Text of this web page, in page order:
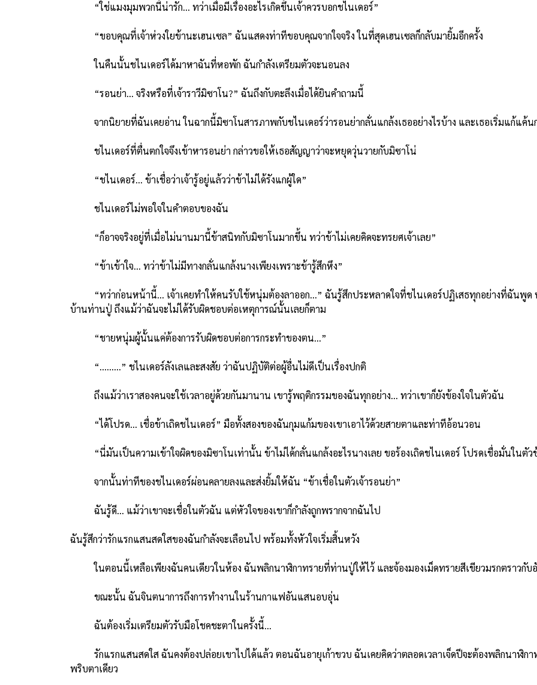
“ใช่แมงมุมพวกนี้น่ารัก… ทว่าเมื่อมีเรื่องอะไรเกิดขึ้นเจ้าควรบอกชไนเดอร์”
“ขอบคุณที่เจ้าห่วงใยข้านะเฮนเซล” ฉันแสดงท่าทีขอบคุณจากใจจริง ในที่สุดเฮนเซลก็กลับมายิ้มอีกครั้ง
ในคืนนั้นชไนเดอร์ได้มาหาฉันที่หอพัก ฉันกำลังเตรียมตัวจะนอนลง
“รอนย่า… จริงหรือที่เจ้าราวีมิซาโน?” ฉันถึงกับตะลึงเมื่อได้ยินคำถามนี้
จากนิยายที่ฉันเคยอ่าน ในฉากนี้มิซาโนสารภาพกับชไนเดอร์ว่ารอนย่ากลั่นแกล้งเธออย่างไรบ้าง และเธอเริ่มแก้แค้น
ชไนเดอร์ที่ตื่นตกใจจึงเข้าหารอนย่า กล่าวขอให้เธอสัญญาว่าจะหยุดวุ่นวายกับมิซาโน่
“ชไนเดอร์… ข้าเชื่อว่าเจ้ารู้อยู่แล้วว่าข้าไม่ได้รังแกผู้ใด”
ชไนเดอร์ไม่พอใจในคำตอบของฉัน
“ก็อาจจริงอยู่ที่เมื่อไม่นานมานี้ข้าสนิทกับมิซาโนมากขึ้น ทว่าข้าไม่เคยคิดจะทรยศเจ้าเลย”
“ข้าเข้าใจ… ทว่าข้าไม่มีทางกลั่นแกล้งนางเพียงเพราะข้ารู้สึกหึง”
“ทว่าก่อนหน้านี้… เจ้าเคยทำให้คนรับใช้หนุ่มต้องลาออก…” ฉันรู้สึกประหลาดใจที่ชไนเดอร์ปฏิเสธทุกอย่างที่ฉันพูด
บ้านท่านปู่ ถึงแม้ว่าฉันจะไม่ได้รับผิดชอบต่อเหตุการณ์นั้นเลยก็ตาม
“ชายหนุ่มผู้นั้นแค่ต้องการรับผิดชอบต่อการกระทำของตน…”
“………” ชไนเดอร์ลังเลและสงสัย ว่าฉันปฏิบัติต่อผู้อื่นไม่ดีเป็นเรื่องปกติ
ถึงแม้ว่าเราสองคนจะใช้เวลาอยู่ด้วยกันมานาน เขารู้พฤติกรรมของฉันทุกอย่าง… ทว่าเขาก็ยังข้องใจในตัวฉัน
“ได้โปรด… เชื่อข้าเถิดชไนเดอร์” มือทั้งสองของฉันกุมแก้มของเขาเอาไว้ด้วยสายตาและท่าทีอ้อนวอน
“นี่มันเป็นความเข้าใจผิดของมิซาโนเท่านั้น ข้าไม่ได้กลั่นแกล้งอะไรนางเลย ขอร้องเถิดชไนเดอร์ โปรดเชื่อมั่นในตัว
จากนั้นท่าทีของชไนเดอร์ผ่อนคลายลงและส่งยิ้มให้ฉัน “ข้าเชื่อในตัวเจ้ารอนย่า”
ฉันรู้ดี… แม้ว่าเขาจะเชื่อในตัวฉัน แต่หัวใจของเขาก็กำลังถูกพรากจากฉันไป
ฉันรู้สึกว่ารักแรกแสนสดใสของฉันกำลังจะเลือนไป พร้อมทั้งหัวใจเริ่มสิ้นหวัง
ในตอนนี้เหลือเพียงฉันคนเดียวในห้อง ฉันพลิกนาฬิกาทรายที่ท่านปู่ให้ไว้ และจ้องมองเม็ดทรายสีเขียวมรกตราวกับ
ขณะนั้น ฉันจินตนาการถึงการทำงานในร้านกาแฟอันแสนอบอุ่น
ฉันต้องเริ่มเตรียมตัวรับมือโชคชะตาในครั้งนี้…
รักแรกแสนสดใส ฉันคงต้องปล่อยเขาไปได้แล้ว ตอนฉันอายุเก้าขวบ ฉันเคยคิดว่าตลอดเวลาเจ็ดปีจะต้องพลิกนาฬิก
พริบตาเดียว